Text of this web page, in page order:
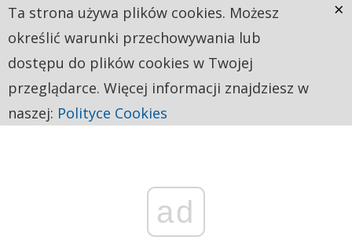
ad
Ta strona używa plików cookies. Możesz
określić warunki przechowywania lub
dostępu do plików cookies w Twojej
przeglądarce. Więcej informacji znajdziesz w
naszej: Polityce Cookies
×